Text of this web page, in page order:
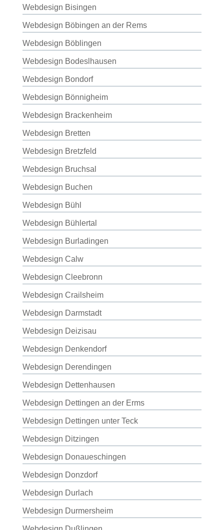
Webdesign Bisingen
Webdesign Böbingen an der Rems
Webdesign Böblingen
Webdesign Bodeslhausen
Webdesign Bondorf
Webdesign Bönnigheim
Webdesign Brackenheim
Webdesign Bretten
Webdesign Bretzfeld
Webdesign Bruchsal
Webdesign Buchen
Webdesign Bühl
Webdesign Bühlertal
Webdesign Burladingen
Webdesign Calw
Webdesign Cleebronn
Webdesign Crailsheim
Webdesign Darmstadt
Webdesign Deizisau
Webdesign Denkendorf
Webdesign Derendingen
Webdesign Dettenhausen
Webdesign Dettingen an der Erms
Webdesign Dettingen unter Teck
Webdesign Ditzingen
Webdesign Donaueschingen
Webdesign Donzdorf
Webdesign Durlach
Webdesign Durmersheim